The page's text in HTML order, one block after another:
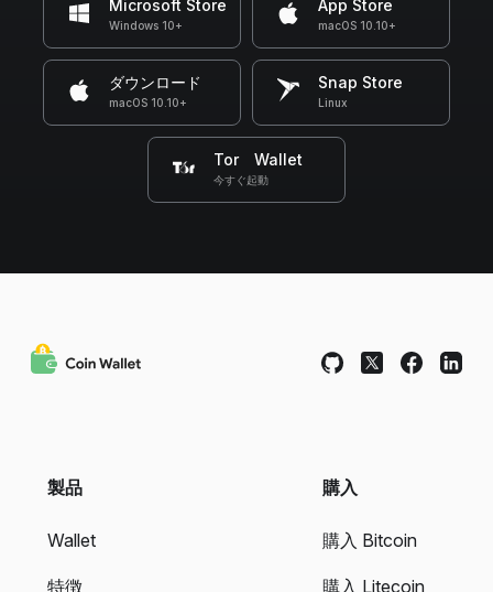
Microsoft Store
Windows 10+
App Store
macOS 10.10+
ダウンロード
macOS 10.10+
Snap Store
Linux
Tor Wallet
今すぐ起動
製品
Wallet
特徴
購入
購入 Bitcoin
購入 Litecoin